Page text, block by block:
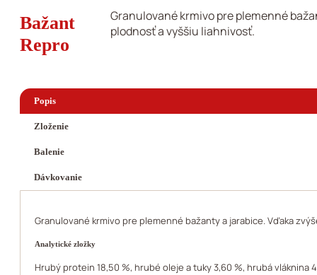
Bažant
Repro
Granulované krmivo pre plemenné
plodnosť a vyššiu liahnivosť.
Popis
Zloženie
Balenie
Dávkovanie
Granulované krmivo pre plemenné bažanty a jarabice. Vďaka
Analytické zložky
Hrubý protein 18,50 %, hrubé oleje a tuky 3,60 %, hrubá vláknina